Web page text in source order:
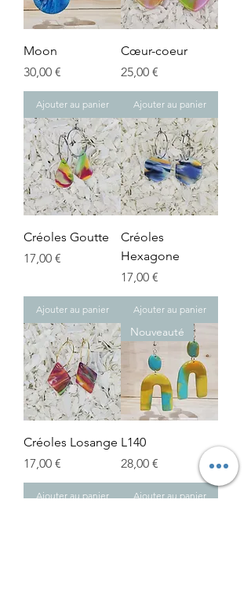
Moon
Prix
30,00 €
Ajouter au panier
Cœur-coeur
Prix
25,00 €
Ajouter au panier
Créoles Goutte
Prix
17,00 €
Ajouter au panier
Créoles
Hexagone
Prix
17,00 €
Ajouter au panier
Créoles Losange
Prix
17,00 €
Ajouter au panier
Nouveauté
L140
Prix
28,00 €
Ajouter au panier